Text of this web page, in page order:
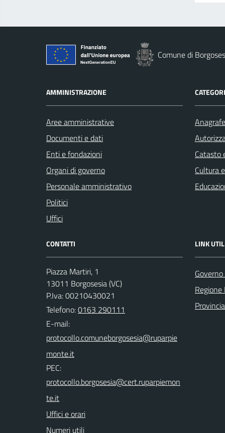
Comune di
AMMINISTRAZIONE
Aree amministrative
Documenti e dati
Enti e fondazioni
Organi di governo
Personale amministrativo
Politici
Uffici
Catasto
Cultura
CONTATTI
Piazza Martiri, 1
13011 Borgosesia (VC)
P.Iva: 00210430021
Telefono:0163 290111
E-mail:
PEC:
Uffici e orari
Numeri utili
LINK